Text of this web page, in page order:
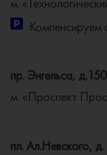
Компенсируем
пр. Энгельса,
м. «Проспект
пл. Ал.Невского, д.